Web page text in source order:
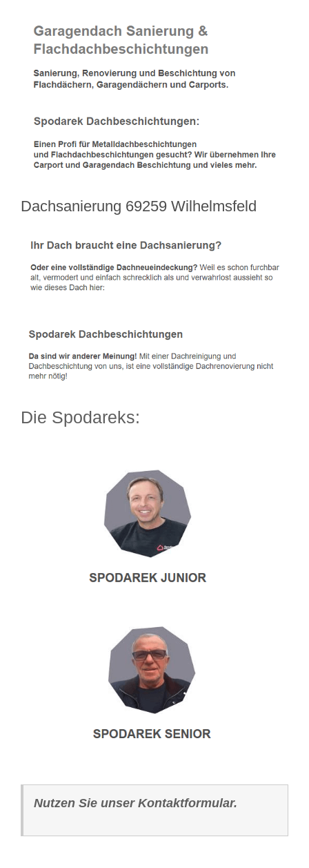
Dachsanierung 69259 Wilhelmsfeld
Die Spodareks:
Nutzen Sie unser Kontaktformular.